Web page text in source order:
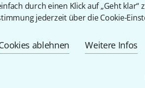
durch einen Klick auf „Geht klar“
jederzeit über die Cookie-
ablehnen Weitere Infos